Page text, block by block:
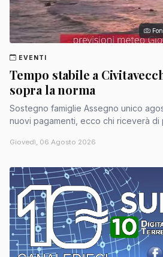
EVENTI
Tempo stabile a
sopra la norma
Sostegno famiglie Assegno unico
nuovi pagamenti, ecco chi riceverà di
Giovedì, 06 Agosto 2026